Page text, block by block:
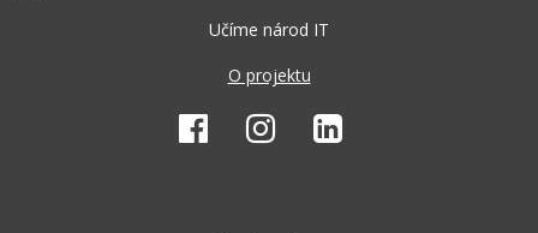
Učíme národ IT
O projektu